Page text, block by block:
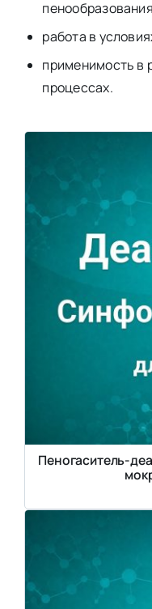
работа в
применимость в
процессах.
Пеногаситель-